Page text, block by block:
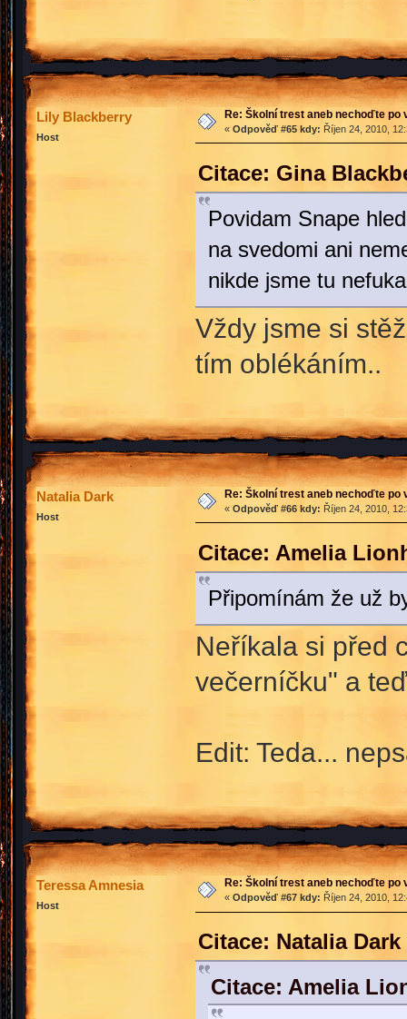
Lily Blackberry
Host
Re: Školní trest aneb nechoďte po
« Odpověď #65 kdy: Říjen 24, 2010,
Citace: Gina
Povidam Snape
na svedomi ani
nikde jsme tu
Vždy jsme si
tím oblékáním..
Natalia Dark
Host
Re: Školní trest aneb nechoďte po
« Odpověď #66 kdy: Říjen 24, 2010,
Citace: Amelia
Připomínám že už
Neříkala si před
večerníčku" a
Edit: Teda...
Teressa Amnesia
Host
Re: Školní trest aneb nechoďte po
« Odpověď #67 kdy: Říjen 24, 2010,
Citace: Natalia
Citace: Amelia